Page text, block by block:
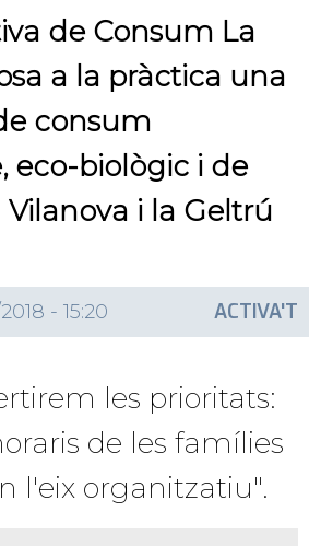
de Consum La
a la pràctica una
consum
eco-biològic i de
i la Geltrú
- 15:20 ACTIVA'T
les prioritats:
de les famílies
l'eix organitzatiu".